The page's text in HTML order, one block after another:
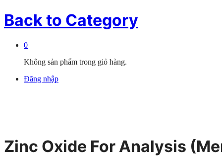
Back to Category
0
Không sản phẩm trong giỏ hàng.
Đăng nhập
Zinc Oxide For Analysis